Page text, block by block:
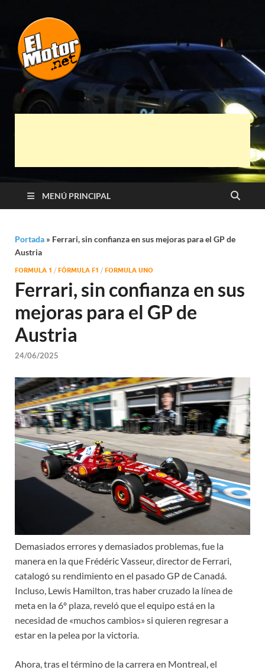
El Motor punto
Net
Automóviles
MENÚ PRINCIPAL
Portada » Ferrari, sin confianza en sus mejoras para el GP de
Austria
FORMULA 1 / FÓRMULA F1 / FORMULA UNO
Ferrari, sin confianza en sus
mejoras para el GP de
Austria
24/06/2025
Demasiados errores y demasiados problemas, fue la
manera en la que Frédéric Vasseur, director de Ferrari,
catalogó su rendimiento en el pasado GP de Canadá.
Incluso, Lewis Hamilton, tras haber cruzado la línea de
meta en la 6º plaza, reveló que el equipo está en la
necesidad de «muchos cambios» si quieren regresar a
estar en la pelea por la victoria.
Ahora, tras el término de la carrera en Montreal, el